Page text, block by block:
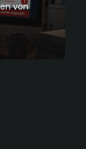
von